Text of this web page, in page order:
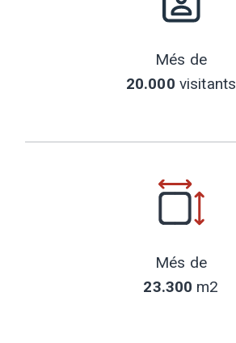
Més de
20.000 visitants
Més de
23.300 m2